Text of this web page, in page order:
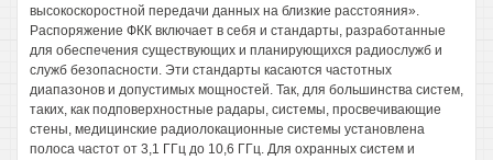
высокоскоростной передачи данных на близкие расстояния».
Распоряжение ФКК включает в себя и стандарты, разработанные
для обеспечения существующих и планирующихся радиослужб и
служб безопасности. Эти стандарты касаются частотных
диапазонов и допустимых мощностей. Так, для большинства систем,
таких, как подповерхностные радары, системы, просвечивающие
стены, медицинские радиолокационные системы установлена
полоса частот от 3,1 ГГц до 10,6 ГГц. Для охранных систем и